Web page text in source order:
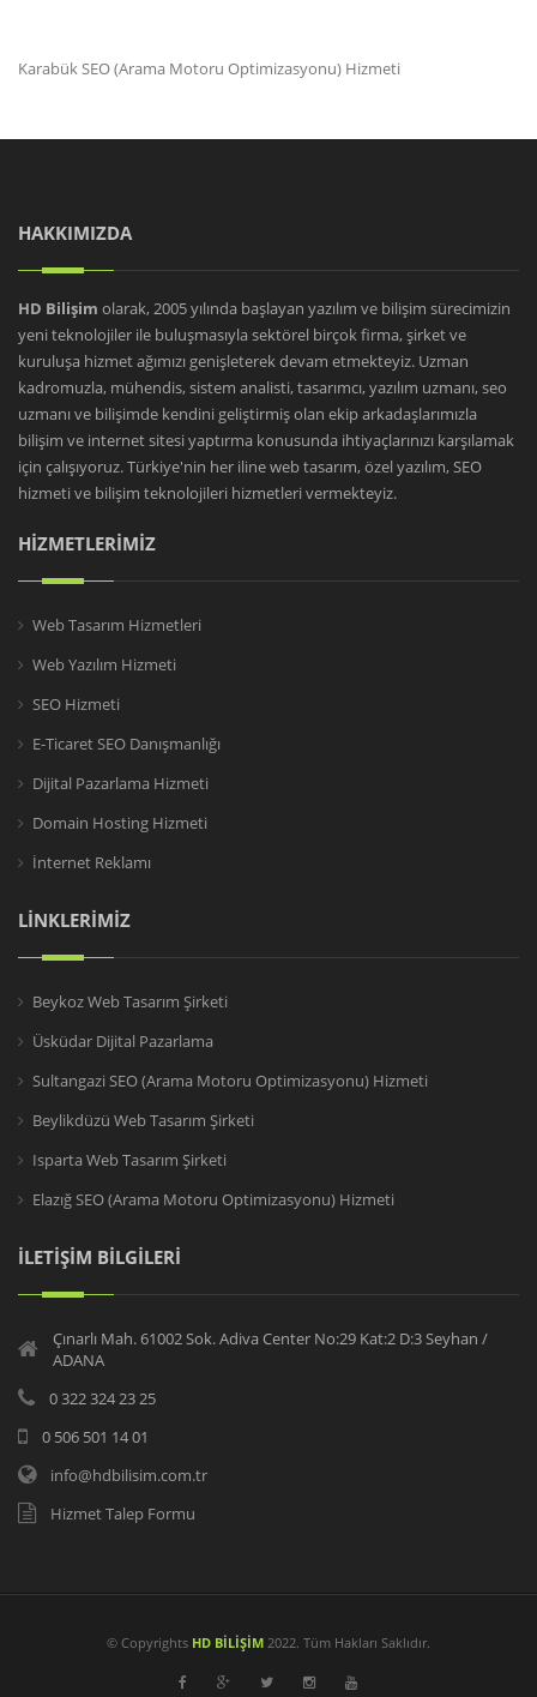
Karabük SEO (Arama Motoru Optimizasyonu) Hizmeti
HAKKIMIZDA
HD Bilişim olarak, 2005 yılında başlayan yazılım ve bilişim sürecimizin
yeni teknolojiler ile buluşmasıyla sektörel birçok firma, şirket ve
kuruluşa hizmet ağımızı genişleterek devam etmekteyiz. Uzman
kadromuzla, mühendis, sistem analisti, tasarımcı, yazılım uzmanı, seo
uzmanı ve bilişimde kendini geliştirmiş olan ekip arkadaşlarımızla
bilişim ve internet sitesi yaptırma konusunda ihtiyaçlarınızı karşılamak
için çalışıyoruz. Türkiye'nin her iline web tasarım, özel yazılım, SEO
hizmeti ve bilişim teknolojileri hizmetleri vermekteyiz.
HİZMETLERİMİZ
Web Tasarım Hizmetleri
Web Yazılım Hizmeti
SEO Hizmeti
E-Ticaret SEO Danışmanlığı
Dijital Pazarlama Hizmeti
Domain Hosting Hizmeti
İnternet Reklamı
LİNKLERİMİZ
Beykoz Web Tasarım Şirketi
Üsküdar Dijital Pazarlama
Sultangazi SEO (Arama Motoru Optimizasyonu) Hizmeti
Beylikdüzü Web Tasarım Şirketi
Isparta Web Tasarım Şirketi
Elazığ SEO (Arama Motoru Optimizasyonu) Hizmeti
İLETİŞİM BİLGİLERİ
Çınarlı Mah. 61002 Sok. Adiva Center No:29 Kat:2 D:3 Seyhan /
ADANA
0 322 324 23 25
0 506 501 14 01
info@hdbilisim.com.tr
Hizmet Talep Formu
© Copyrights HD BİLİŞİM 2022. Tüm Hakları Saklıdır.